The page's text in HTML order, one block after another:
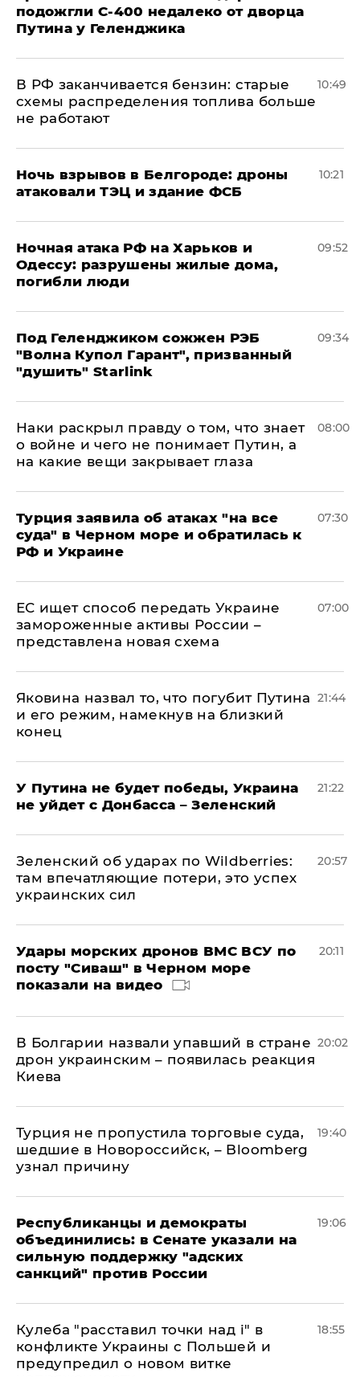
подожгли С-400 недалеко от дворца
Путина у Геленджика
​В РФ заканчивается бензин: старые
схемы распределения топлива больше
не работают
10:49
​Ночь взрывов в Белгороде: дроны
атаковали ТЭЦ и здание ФСБ
10:21
​Ночная атака РФ на Харьков и
Одессу: разрушены жилые дома,
погибли люди
09:52
Под Геленджиком сожжен РЭБ
"Волна Купол Гарант", призванный
"душить" Starlink
09:34
Наки раскрыл правду о том, что знает
о войне и чего не понимает Путин, а
на какие вещи закрывает глаза
08:00
Турция заявила об атаках "на все
суда" в Черном море и обратилась к
РФ и Украине
07:30
ЕС ищет способ передать Украине
замороженные активы России –
представлена новая схема
07:00
Яковина назвал то, что погубит Путина
и его режим, намекнув на близкий
конец
21:44
У Путина не будет победы, Украина
не уйдет с Донбасса – Зеленский
21:22
Зеленский об ударах по Wildberries:
там впечатляющие потери, это успех
украинских сил
20:57
Удары морских дронов ВМС ВСУ по
посту "Сиваш" в Черном море
показали на видео
20:11
В Болгарии назвали упавший в стране
дрон украинским – появилась реакция
Киева
20:02
Турция не пропустила торговые суда,
шедшие в Новороссийск, – Bloomberg
узнал причину
19:40
Республиканцы и демократы
объединились: в Сенате указали на
сильную поддержку "адских
санкций" против России
19:06
Кулеба "расставил точки над і" в
конфликте Украины с Польшей и
предупредил о новом витке
18:55